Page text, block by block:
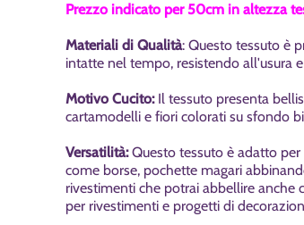
Prezzo indicato per 50cm in altezza
Materiali di Qualità: Questo tessuto è
intatte nel tempo, resistendo all'usura
Motivo Cucito:Il tessuto presenta
cartamodelli e fiori colorati su sfondo
Versatilità:Questo tessuto è adatto per
come borse, pochette magari
rivestimenti che potrai abbellire anche
per rivestimenti e progetti di